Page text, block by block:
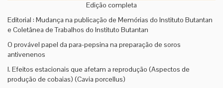
Edição completa
Editorial : Mudança na publicação de Memórias do Instituto Butantan
e Coletânea de Trabalhos do Instituto Butantan
O provável papel da para-pepsina na preparação de soros
antivenenos
I. Efeitos estacionais que afetam a reprodução (Aspectos de
produção de cobaias) (Cavia porcellus)